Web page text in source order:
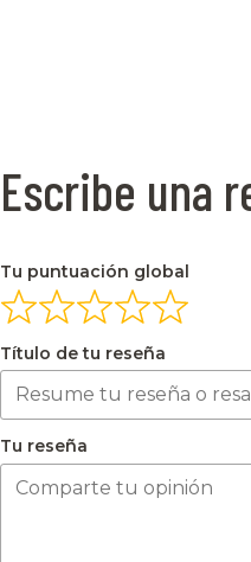
Escribe una
Tu puntuación global
Título de tu reseña
Tu reseña